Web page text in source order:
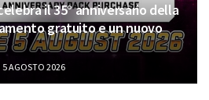
il 35° anniversario della
gratuito e un nuovo
5 AGOSTO 2026